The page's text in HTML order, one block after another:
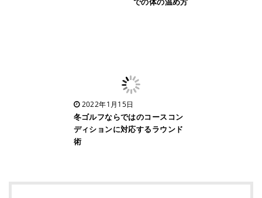
2022年1月15日
冬ゴルフならではのコースコン
ディションに対応するラウンド
術